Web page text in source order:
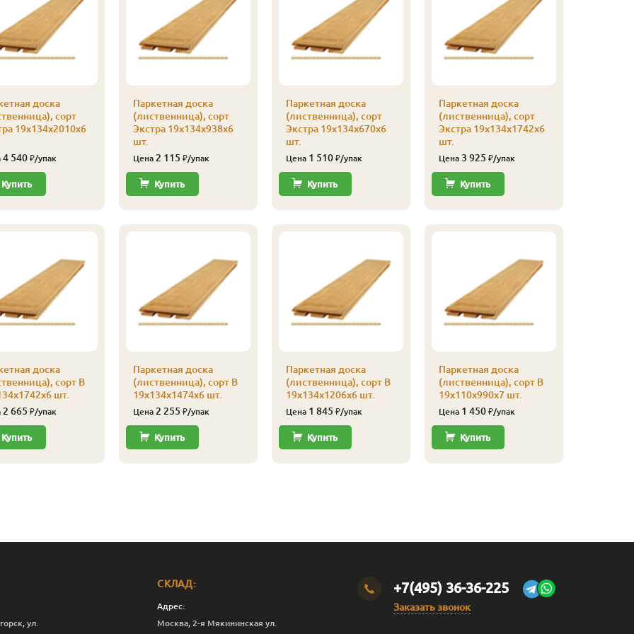
доска
сорт
19х134х2010х6
4 540₽/упак
Купить
доска
сорт В
шт.
2 665 ₽/упак
Купить
Паркетная доска
(лиственница), сорт
Экстра 19х134х938х6
шт.
Цена 2 115 ₽/упак
Купить
Паркетная доска
(лиственница), сорт В
19х134х1474х6 шт.
Цена 2 255 ₽/упак
Купить
Паркетная доска
(лиственница), сорт
Экстра 19х134х670х6
шт.
Цена 1 510₽/упак
Купить
Паркетная доска
(лиственница), сорт В
19х134х1206х6 шт.
Цена 1 845 ₽/упак
Купить
Паркетная доска
(лиственница), сорт
Экстра 19х134х1742х6
шт.
Цена 3 925 ₽/упак
Купить
Паркетная доска
(лиственница), сорт В
19х110х990х7 шт.
Цена 1 450₽/упак
Купить
ул.
СКЛАД:
Адрес:
Москва, 2-я Мякининская ул.
+7(495) 36-36-225
Заказать звонок